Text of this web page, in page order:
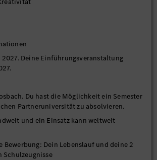
2027. Deine Einführungsveranstaltung
3 Jahre
Du hast die Möglichkeit ein Semester
Partneruniversität zu absolvieren.
und ein Einsatz kann weltweit
Bewerbung: Dein Lebenslauf und deine 2